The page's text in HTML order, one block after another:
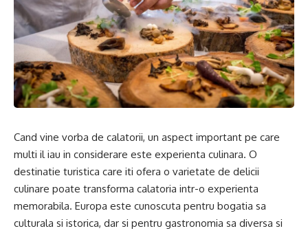
Cand vine vorba de calatorii, un aspect important pe care
multi il iau in considerare este experienta culinara. O
destinatie turistica care iti ofera o varietate de delicii
culinare poate transforma calatoria intr-o experienta
memorabila. Europa este cunoscuta pentru bogatia sa
culturala si istorica, dar si pentru gastronomia sa diversa si